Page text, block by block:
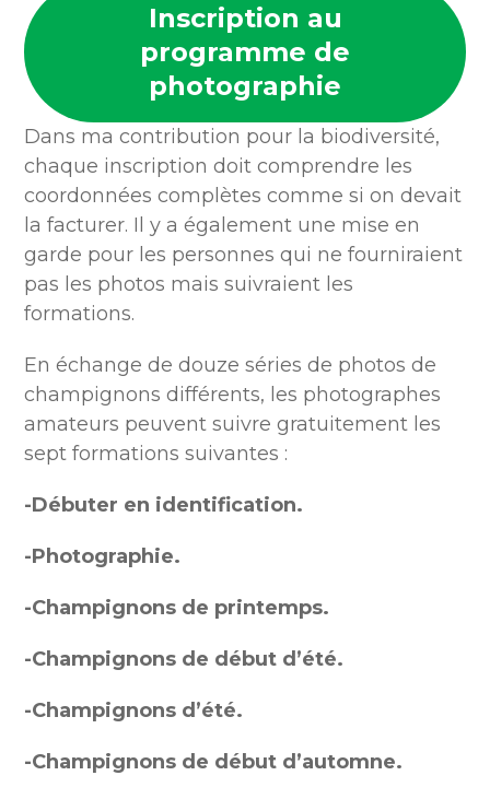
Inscription au
programme de
photographie
Dans ma contribution pour la biodiversité,
chaque inscription doit comprendre les
coordonnées complètes comme si on devait
la facturer. Il y a également une mise en
garde pour les personnes qui ne fourniraient
pas les photos mais suivraient les
formations.
En échange de douze séries de photos de
champignons différents, les photographes
amateurs peuvent suivre gratuitement les
sept formations suivantes :
-Débuter en identification.
-Photographie.
-Champignons de printemps.
-Champignons de début d’été.
-Champignons d’été.
-Champignons de début d’automne.